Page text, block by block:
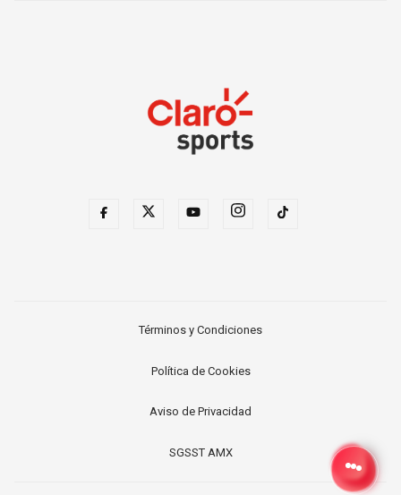
Términos y Condiciones
Política de Cookies
Aviso de Privacidad
SGSST AMX